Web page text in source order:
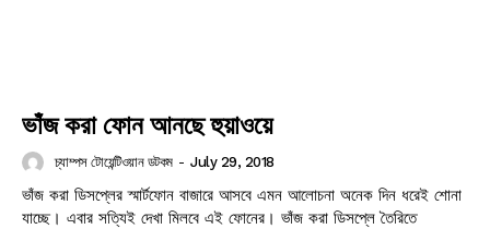
ভাঁজ করা ফোন আনছে হুয়াওয়ে
চ্যাম্পস টোয়েন্টিওয়ান ডটকম - July 29, 2018
ভাঁজ করা ডিসপ্লের স্মার্টফোন বাজারে আসবে এমন আলোচনা অনেক দিন ধরেই শোনা
যাচ্ছে। এবার সত্যিই দেখা মিলবে এই ফোনের। ভাঁজ করা ডিসপ্লে তৈরিতে